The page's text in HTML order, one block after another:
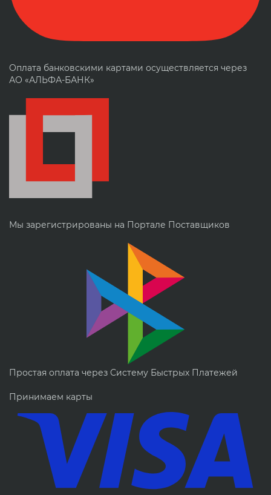
Оплата банковскими картами осуществляется через
АО «АЛЬФА-БАНК»
Мы зарегистрированы на Портале Поставщиков
Простая оплата через Систему Быстрых Платежей
Принимаем карты